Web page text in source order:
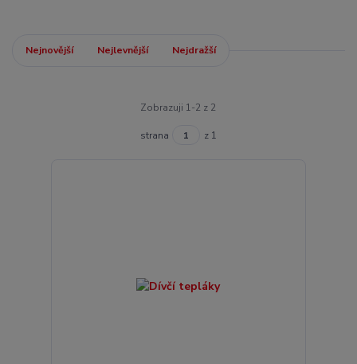
Nejnovější Nejlevnější Nejdražší
Zobrazuji 1-2 z 2
strana z 1